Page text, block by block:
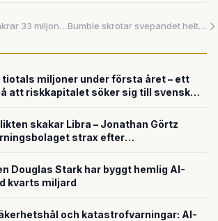
Deep Forestry säkrar 33 miljoner för revolutionerande skogsdrönare - visar nordisk techs globala dragningskraft
Bumble skrotar svepandet helt – när krisen tvingar fram förändring
tiotals miljoner under första året – ett
att riskkapitalet söker sig till svensk
skakar Libra – Jonathan Görtz
strax efter
Douglas Stark har byggt hemlig AI-
kvarts miljard
och katastrofvarningar: AI-